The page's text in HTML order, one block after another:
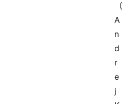
（
A
n
d
r
e
j